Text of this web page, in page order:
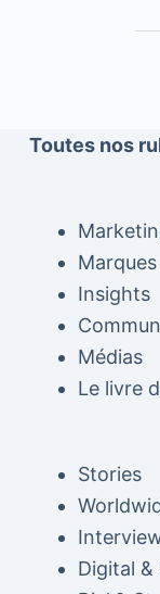
Toutes nos
Marques
Insights
Médias
Le livre
Stories
Digital &